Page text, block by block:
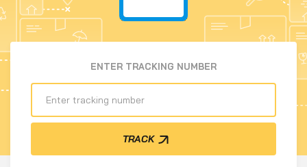
ENTER TRACKING NUMBER
TRACK